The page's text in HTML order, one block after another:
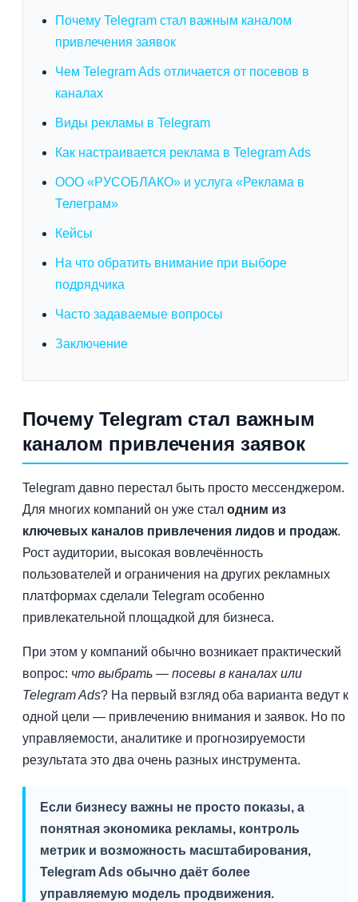
Почему Telegram стал важным каналом
привлечения заявок
Чем Telegram Ads отличается от посевов в
каналах
Виды рекламы в Telegram
Как настраивается реклама в Telegram Ads
ООО «РУСОБЛАКО» и услуга «Реклама в
Телеграм»
Кейсы
На что обратить внимание при выборе
подрядчика
Часто задаваемые вопросы
Заключение
Почему Telegram стал важным
каналом привлечения заявок
Telegram давно перестал быть просто мессенджером.
Для многих компаний он уже стал одним из
ключевых каналов привлечения лидов и продаж.
Рост аудитории, высокая вовлечённость
пользователей и ограничения на других рекламных
платформах сделали Telegram особенно
привлекательной площадкой для бизнеса.
При этом у компаний обычно возникает практический
вопрос: что выбрать — посевы в каналах или
Telegram Ads? На первый взгляд оба варианта ведут к
одной цели — привлечению внимания и заявок. Но по
управляемости, аналитике и прогнозируемости
результата это два очень разных инструмента.
Если бизнесу важны не просто показы, а
понятная экономика рекламы, контроль
метрик и возможность масштабирования,
Telegram Ads обычно даёт более
управляемую модель продвижения.